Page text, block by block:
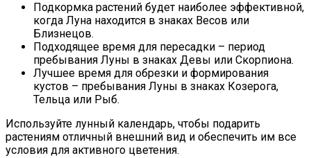
Подкормка растений будет наиболее эффективной,
когда Луна находится в знаках Весов или
Близнецов.
Подходящее время для пересадки – период
пребывания Луны в знаках Девы или Скорпиона.
Лучшее время для обрезки и формирования
кустов – пребывания Луны в знаках Козерога,
Тельца или Рыб.
Используйте лунный календарь, чтобы подарить
растениям отличный внешний вид и обеспечить им все
условия для активного цветения.